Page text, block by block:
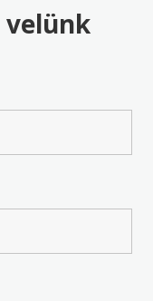
velünk